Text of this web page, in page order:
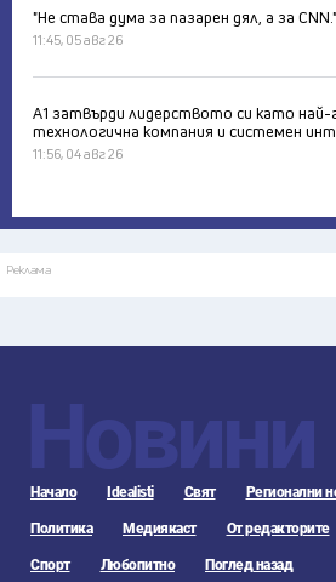
"Не става дума за пазарен дял, а за CNN."
11:45, 05 авг 26
А1 затвърди лидерството си като
технологична компания и системен
11:56, 04 авг 26
Реклама
Новини
Начало Idealisti Свят Регионални
Политика Медиякаст От редакторите
Спорт Любопитно Поглед назад